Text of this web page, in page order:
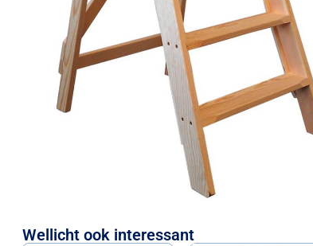
Wellicht ook interessant